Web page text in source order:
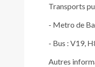
Transports
- Metro de
- Bus : V19,
Autres